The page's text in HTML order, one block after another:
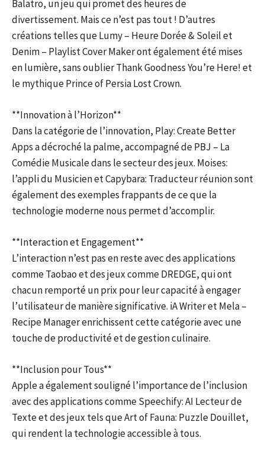
Balatro, un jeu qui promet des heures de
divertissement. Mais ce n’est pas tout ! D’autres
créations telles que Lumy – Heure Dorée & Soleil et
Denim – Playlist Cover Maker ont également été mises
en lumière, sans oublier Thank Goodness You’re Here! et
le mythique Prince of Persia Lost Crown.
**Innovation à l’Horizon**
Dans la catégorie de l’innovation, Play: Create Better
Apps a décroché la palme, accompagné de PBJ – La
Comédie Musicale dans le secteur des jeux. Moises:
l’appli du Musicien et Capybara: Traducteur réunion sont
également des exemples frappants de ce que la
technologie moderne nous permet d’accomplir.
**Interaction et Engagement**
L’interaction n’est pas en reste avec des applications
comme Taobao et des jeux comme DREDGE, qui ont
chacun remporté un prix pour leur capacité à engager
l’utilisateur de manière significative. iA Writer et Mela –
Recipe Manager enrichissent cette catégorie avec une
touche de productivité et de gestion culinaire.
**Inclusion pour Tous**
Apple a également souligné l’importance de l’inclusion
avec des applications comme Speechify: AI Lecteur de
Texte et des jeux tels que Art of Fauna: Puzzle Douillet,
qui rendent la technologie accessible à tous.